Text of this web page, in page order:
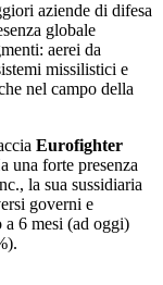
aziende di difesa
globale
aerei da
missilistici e
nel campo della
Eurofighter
una forte presenza
la sua sussidiaria
governi e
a 6 mesi (ad oggi)